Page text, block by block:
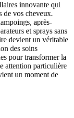
innovante qui
de vos cheveux.
après-
et sprays sans
devient un véritable
des soins
pour transformer la
attention particulière
un moment de